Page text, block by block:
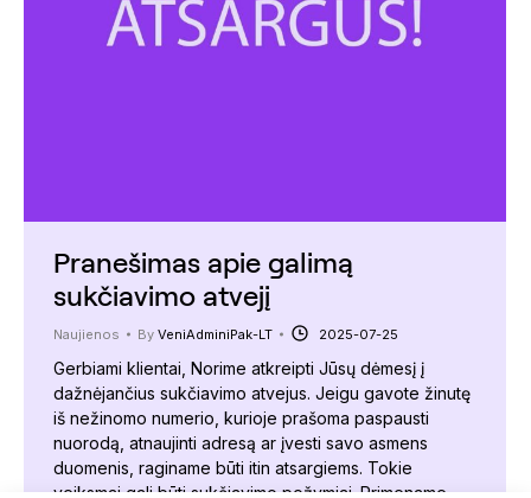
Pranešimas apie galimą
sukčiavimo atvejį
Naujienos By VeniAdminiPak-LT 2025-07-25
Gerbiami klientai, Norime atkreipti Jūsų dėmesį į
dažnėjančius sukčiavimo atvejus. Jeigu gavote žinutę
iš nežinomo numerio, kurioje prašoma paspausti
nuorodą, atnaujinti adresą ar įvesti savo asmens
duomenis, raginame būti itin atsargiems. Tokie
veiksmai gali būti sukčiavimo požymiai. Primename,